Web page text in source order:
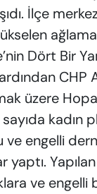
İlçe
Dört Bir
CHP
üzere
kadın
engelli
yaptı.
ve engelli